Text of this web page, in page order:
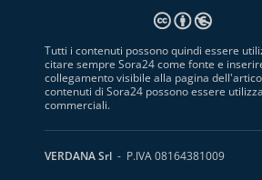
Tutti i contenuti possono quindi essere
citare sempre Sora24 come fonte e
collegamento visibile alla pagina
contenuti di Sora24 possono essere
commerciali.
VERDANA Srl - P.IVA 08164381009